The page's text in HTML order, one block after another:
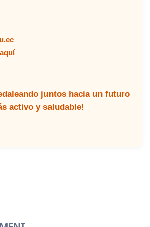
juntos hacia un futuro
activo y saludable!